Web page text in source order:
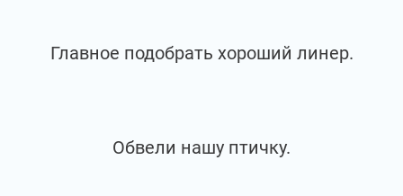
Главное подобрать хороший линер.
Обвели нашу птичку.